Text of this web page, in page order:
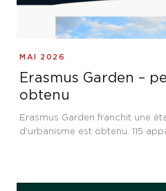
MAI 2026
Erasmus Garden –
obtenu
Erasmus Garden franchit une
d'urbanisme est obtenu. 115